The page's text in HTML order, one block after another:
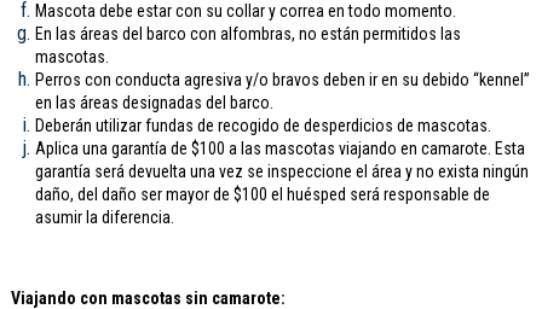
Mascota debe estar con su collar y correa en todo momento.
En las áreas del barco con alfombras, no están permitidos las
mascotas.
Perros con conducta agresiva y/o bravos deben ir en su debido “kennel”
en las áreas designadas del barco.
Deberán utilizar fundas de recogido de desperdicios de mascotas.
Aplica una garantía de $100 a las mascotas viajando en camarote. Esta
garantía será devuelta una vez se inspeccione el área y no exista ningún
daño, del daño ser mayor de $100 el huésped será responsable de
asumir la diferencia.
Viajando con mascotas sin camarote: